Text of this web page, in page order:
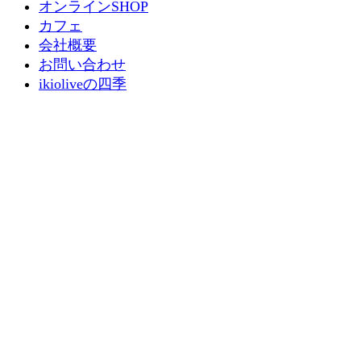
オンラインSHOP
カフェ
会社概要
お問い合わせ
ikioliveの四季